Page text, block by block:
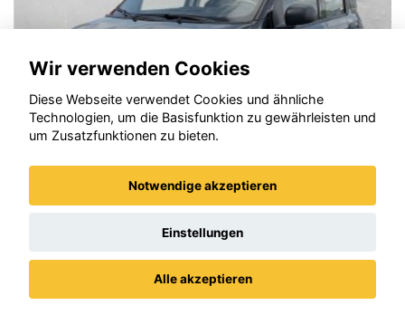
Wir verwenden Cookies
Diese Webseite verwendet Cookies und ähnliche
Technologien, um die Basisfunktion zu gewährleisten und
um Zusatzfunktionen zu bieten.
Notwendige akzeptieren
Einstellungen
Alle akzeptieren